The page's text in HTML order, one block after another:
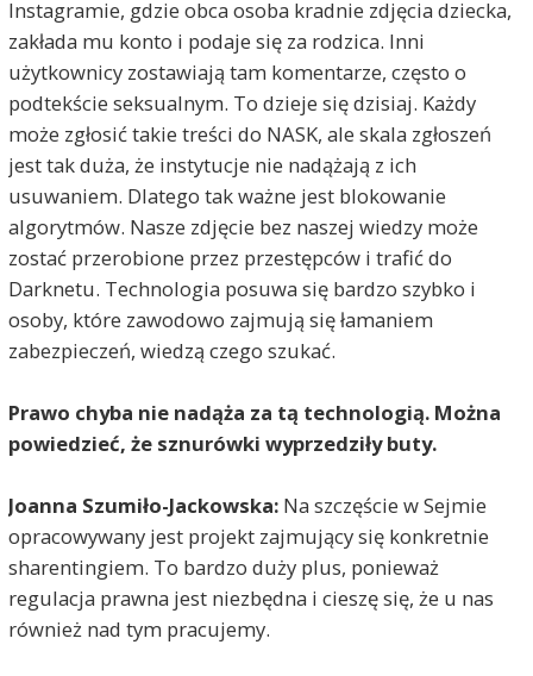
Instagramie, gdzie obca osoba kradnie zdjęcia dziecka,
zakłada mu konto i podaje się za rodzica. Inni
użytkownicy zostawiają tam komentarze, często o
podtekście seksualnym. To dzieje się dzisiaj. Każdy
może zgłosić takie treści do NASK, ale skala zgłoszeń
jest tak duża, że instytucje nie nadążają z ich
usuwaniem. Dlatego tak ważne jest blokowanie
algorytmów. Nasze zdjęcie bez naszej wiedzy może
zostać przerobione przez przestępców i trafić do
Darknetu. Technologia posuwa się bardzo szybko i
osoby, które zawodowo zajmują się łamaniem
zabezpieczeń, wiedzą czego szukać.
Prawo chyba nie nadąża za tą technologią. Można
powiedzieć, że sznurówki wyprzedziły buty.
Joanna Szumiło-Jackowska: Na szczęście w Sejmie
opracowywany jest projekt zajmujący się konkretnie
sharentingiem. To bardzo duży plus, ponieważ
regulacja prawna jest niezbędna i cieszę się, że u nas
również nad tym pracujemy.